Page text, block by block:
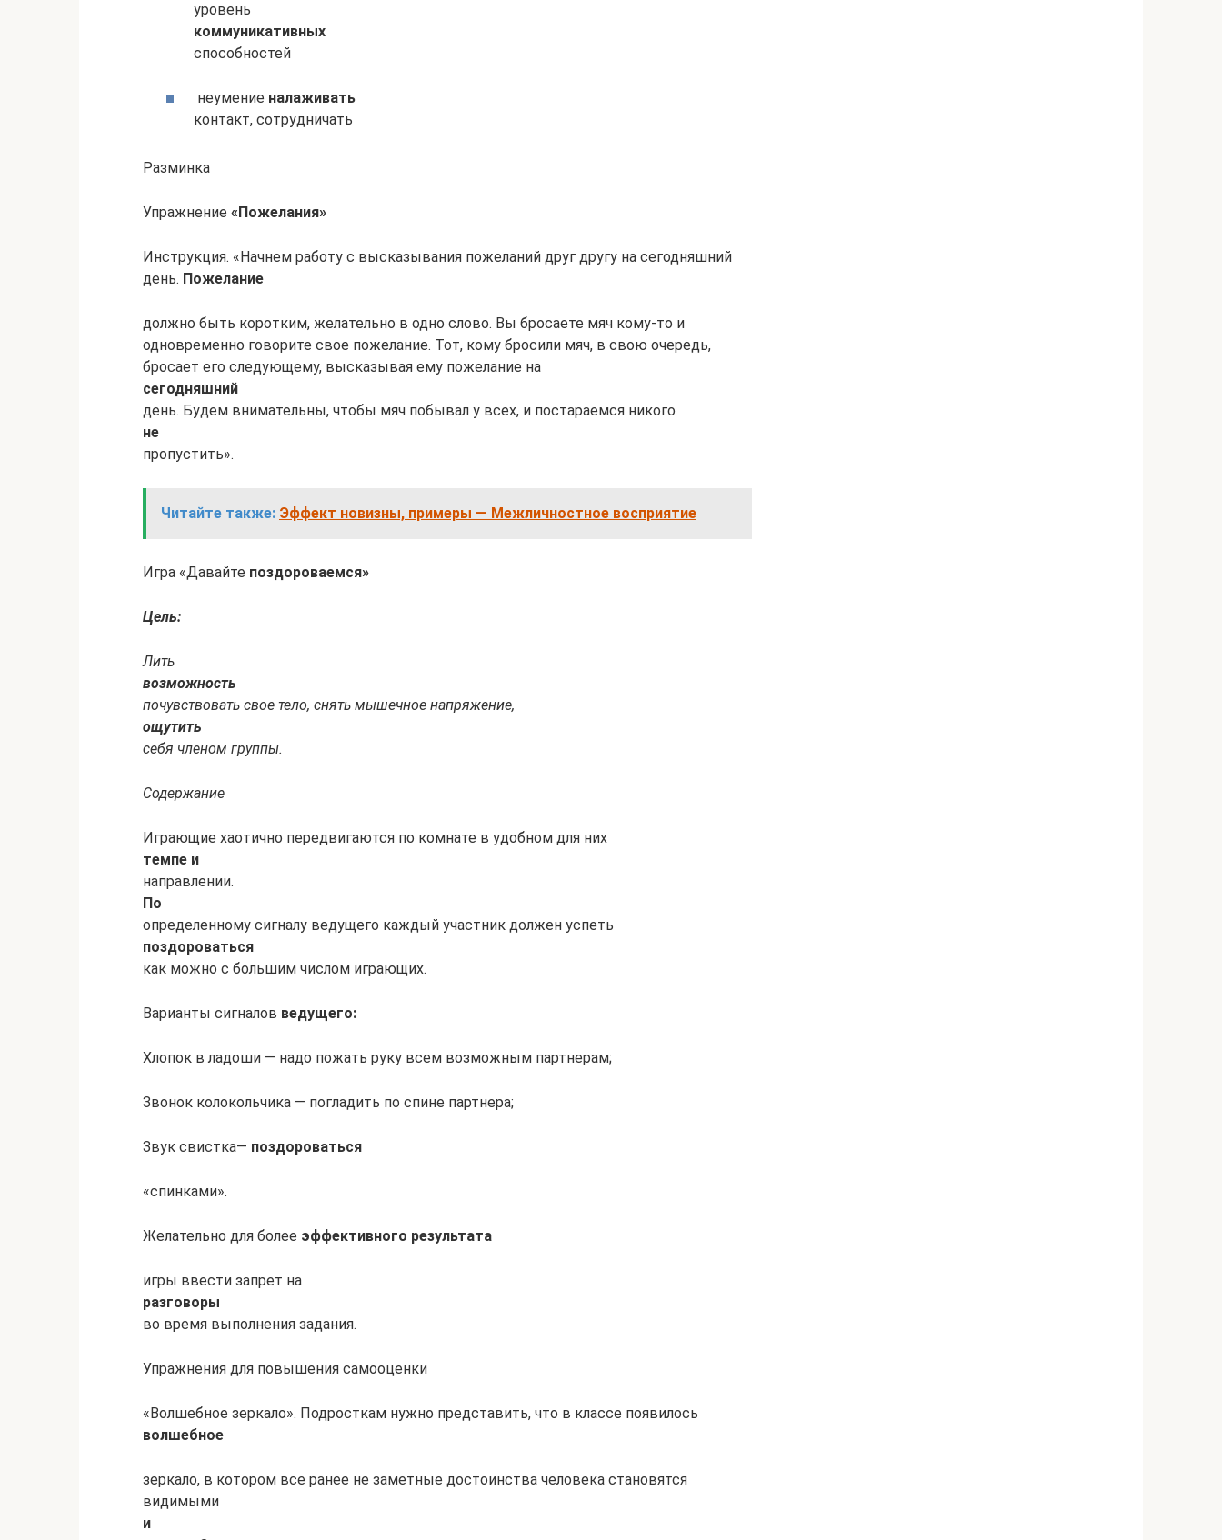
уровень
коммуникативных
способностей
неумение налаживать
контакт, сотрудничать
Разминка
Упражнение «Пожелания»
Инструкция. «Начнем работу с высказывания пожеланий друг другу на сегодняшний
день. Пожелание
должно быть коротким, желательно в одно слово. Вы бросаете мяч кому-то и
одновременно говорите свое пожелание. Тот, кому бросили мяч, в свою очередь,
бросает его следующему, высказывая ему пожелание на
сегодняшний
день. Будем внимательны, чтобы мяч побывал у всех, и постараемся никого
не
пропустить».
Читайте также: Эффект новизны, примеры — Межличностное восприятие
Игра «Давайте поздороваемся»
Цель:
Лить
возможность
почувствовать свое тело, снять мышечное напряжение,
ощутить
себя членом группы.
Содержание
Играющие хаотично передвигаются по комнате в удобном для них
темпе и
направлении.
По
определенному сигналу ведущего каждый участник должен успеть
поздороваться
как можно с большим числом играющих.
Варианты сигналов ведущего:
Хлопок в ладоши — надо пожать руку всем возможным партнерам;
Звонок колокольчика — погладить по спине партнера;
Звук свистка— поздороваться
«спинками».
Желательно для более эффективного результата
игры ввести запрет на
разговоры
во время выполнения задания.
Упражнения для повышения самооценки
«Волшебное зеркало». Подросткам нужно представить, что в классе появилось
волшебное
зеркало, в котором все ранее не заметные достоинства человека становятся
видимыми
и